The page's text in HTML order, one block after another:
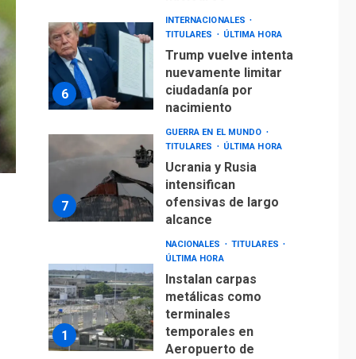
7
Ucrania y Rusia
ofensivas de largo
alcance
1
NACIONALES
TITULARES
Instalan carpas
terminales
temporales en
Aeropuerto de
Maiquetía
2
LATINOAMÉRICA Y CARIBE
De la Espriella
asumirá Presidencia
en ceremonia atípica
fuera de Bogotá